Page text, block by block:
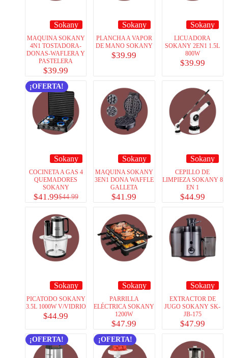
Sokany
MAQUINA SOKANY
4N1 TOSTADORA-
DONAS-WAFLERA Y
PASTELERA
$39.99
Sokany
PLANCHA A VAPOR
DE MANO SOKANY
$39.99
Sokany
LICUADORA
SOKANY 2EN1 1.5L
800W
$39.99
¡OFERTA!
Sokany
COCINETA A GAS 4
QUEMADORES
SOKANY
$44.99
$41.99
Sokany
MAQUINA SOKANY
3EN1 DONA WAFFLE
GALLETA
$41.99
Sokany
CEPILLO DE
LIMPIEZA SOKANY 8
EN 1
$44.99
Sokany
PICATODO SOKANY
3.5L 1000W V/VIDRIO
$44.99
Sokany
PARRILLA
ELÉCTRICA SOKANY
1200W
$47.99
Sokany
EXTRACTOR DE
JUGO SOKANY SK-
JB-175
$47.99
¡OFERTA! ¡OFERTA!